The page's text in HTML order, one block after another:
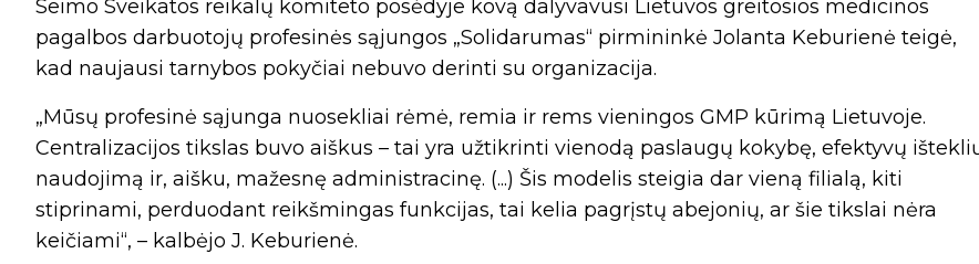
Seimo Sveikatos reikalų komiteto posėdyje kovą dalyvavusi Lietuvos greitosios medicinos
pagalbos darbuotojų profesinės sąjungos „Solidarumas“ pirmininkė Jolanta Keburienė teigė,
kad naujausi tarnybos pokyčiai nebuvo derinti su organizacija.
„Mūsų profesinė sąjunga nuosekliai rėmė, remia ir rems vieningos GMP kūrimą Lietuvoje.
Centralizacijos tikslas buvo aiškus – tai yra užtikrinti vienodą paslaugų kokybę, efektyvų
naudojimą ir, aišku, mažesnę administracinę. (...) Šis modelis steigia dar vieną filialą, kiti
stiprinami, perduodant reikšmingas funkcijas, tai kelia pagrįstų abejonių, ar šie tikslai nėra
keičiami“, – kalbėjo J. Keburienė.